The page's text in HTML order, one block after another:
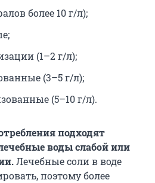
более 10 г/л);
(1–2 г/л);
(3–5 г/л);
(5–10 г/л).
подходят
воды слабой или
Лечебные соли в воде
поэтому более